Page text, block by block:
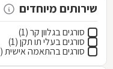
שירותים מיוחדים
סורגים בגלוון קר (1)
סורגים בעלי תו תקן (1)
סורגים בהתאמה אישית (1)